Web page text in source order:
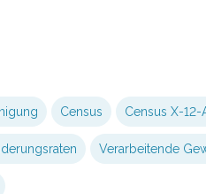
Census Census X-12-
Verarbeitende